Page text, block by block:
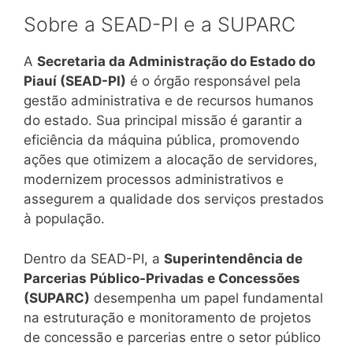
Sobre a SEAD-PI e a SUPARC
A Secretaria da Administração do Estado do
Piauí (SEAD-PI) é o órgão responsável pela
gestão administrativa e de recursos humanos
do estado. Sua principal missão é garantir a
eficiência da máquina pública, promovendo
ações que otimizem a alocação de servidores,
modernizem processos administrativos e
assegurem a qualidade dos serviços prestados
à população.
Dentro da SEAD-PI, a Superintendência de
Parcerias Público-Privadas e Concessões
(SUPARC) desempenha um papel fundamental
na estruturação e monitoramento de projetos
de concessão e parcerias entre o setor público